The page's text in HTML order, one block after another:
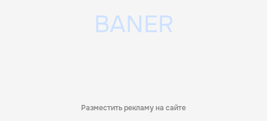
Разместить рекламу на сайте